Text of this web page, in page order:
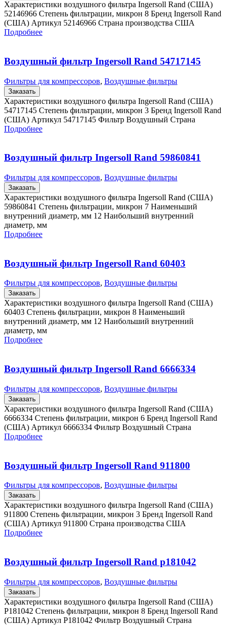
Характеристики воздушного фильтра Ingersoll Rand (США)
52146966 Степень фильтрации, микрон 8 Бренд Ingersoll Rand
(США) Артикул 52146966 Страна производства США
Подробнее
Воздушный фильтр Ingersoll Rand 54717145
Фильтры для компрессоров, Воздушные фильтры
Заказать
Характеристики воздушного фильтра Ingersoll Rand (США)
54717145 Степень фильтрации, микрон 3 Бренд Ingersoll Rand
(США) Артикул 54717145 Фильтр Воздушный Страна
Подробнее
Воздушный фильтр Ingersoll Rand 59860841
Фильтры для компрессоров, Воздушные фильтры
Заказать
Характеристики воздушного фильтра Ingersoll Rand (США)
59860841 Степень фильтрации, микрон 7 Наименьший
внутренний диаметр, мм 12 Наибольший внутренний
диаметр, мм
Подробнее
Воздушный фильтр Ingersoll Rand 60403
Фильтры для компрессоров, Воздушные фильтры
Заказать
Характеристики воздушного фильтра Ingersoll Rand (США)
60403 Степень фильтрации, микрон 8 Наименьший
внутренний диаметр, мм 12 Наибольший внутренний
диаметр, мм
Подробнее
Воздушный фильтр Ingersoll Rand 6666334
Фильтры для компрессоров, Воздушные фильтры
Заказать
Характеристики воздушного фильтра Ingersoll Rand (США)
6666334 Степень фильтрации, микрон 6 Бренд Ingersoll Rand
(США) Артикул 6666334 Фильтр Воздушный Страна
Подробнее
Воздушный фильтр Ingersoll Rand 911800
Фильтры для компрессоров, Воздушные фильтры
Заказать
Характеристики воздушного фильтра Ingersoll Rand (США)
911800 Степень фильтрации, микрон 3 Бренд Ingersoll Rand
(США) Артикул 911800 Страна производства США
Подробнее
Воздушный фильтр Ingersoll Rand p181042
Фильтры для компрессоров, Воздушные фильтры
Заказать
Характеристики воздушного фильтра Ingersoll Rand (США)
P181042 Степень фильтрации, микрон 8 Бренд Ingersoll Rand
(США) Артикул P181042 Фильтр Воздушный Страна